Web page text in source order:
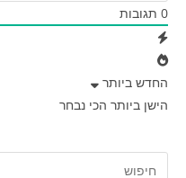
0 תגובות
החדש ביותר
הישן ביותר הכי נבחר